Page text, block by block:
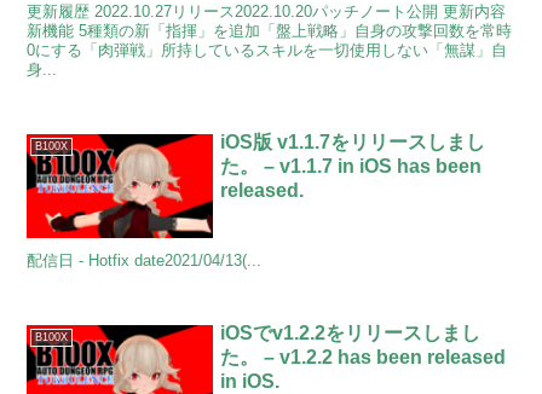
更新履歴 2022.10.27リリース2022.10.20パッチノート公開 更新内容
新機能 5種類の新「指揮」を追加「盤上戦略」自身の攻撃回数を常時
0にする「肉弾戦」所持しているスキルを一切使用しない「無謀」自
身...
B100X
iOS版 v1.1.7をリリースしまし
た。 – v1.1.7 in iOS has been
released.
配信日 - Hotfix date2021/04/13(...
B100X
iOSでv1.2.2をリリースしまし
た。 – v1.2.2 has been released
in iOS.